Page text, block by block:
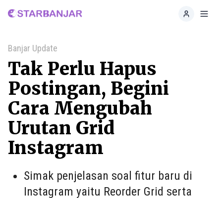
Home
Banjar Update
Tak Perlu Hapus
Postingan, Begini
Cara Mengubah
Urutan Grid
Instagram
Simak penjelasan soal fitur baru di
Instagram yaitu Reorder Grid serta